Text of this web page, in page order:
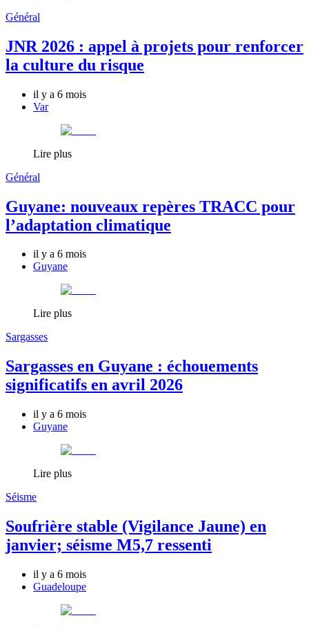
Général
JNR 2026 : appel à projets pour renforcer
la culture du risque
il y a 6 mois
Var
Lire plus
Général
Guyane: nouveaux repères TRACC pour
l’adaptation climatique
il y a 6 mois
Guyane
Lire plus
Sargasses
Sargasses en Guyane : échouements
significatifs en avril 2026
il y a 6 mois
Guyane
Lire plus
Séisme
Soufrière stable (Vigilance Jaune) en
janvier; séisme M5,7 ressenti
il y a 6 mois
Guadeloupe